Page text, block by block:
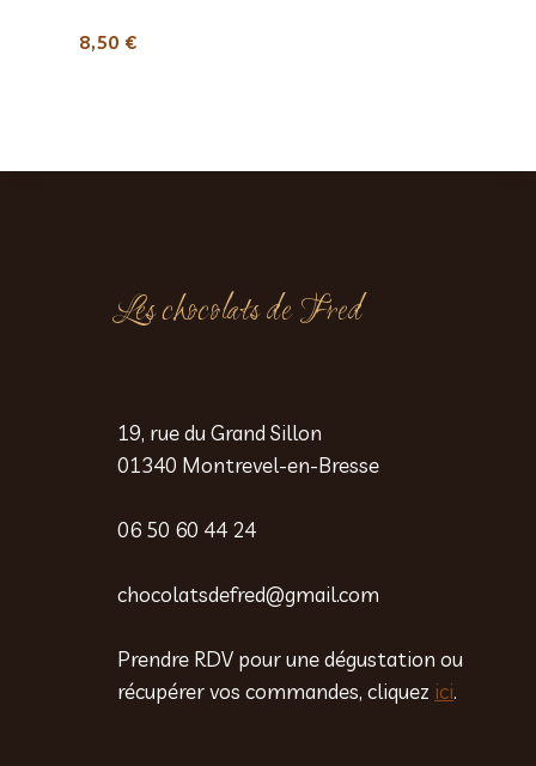
8,50 €
Les chocolats de Fred
19, rue du Grand Sillon
01340 Montrevel-en-Bresse
06 50 60 44 24
chocolatsdefred@gmail.com
Prendre RDV pour une dégustation ou
récupérer vos commandes, cliquez ici.